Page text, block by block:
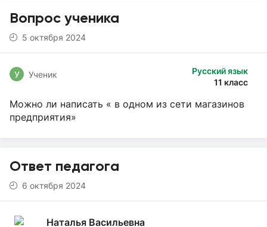
Вопрос ученика
5 октября 2024
Русский язык
11 класс
У Ученик
Можно ли написать « в одном из сети магазинов
предприятия»
Ответ педагога
6 октября 2024
Наталья Васильевна